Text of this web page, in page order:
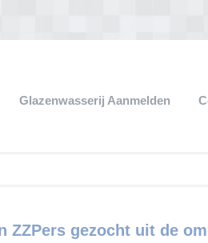
Glazenwasserij Aanmelden
ZZPers gezocht uit de